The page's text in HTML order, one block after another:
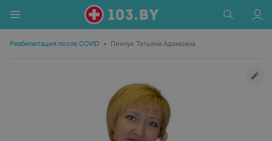
Реабилитация после COVID • Пинчук Татьяна Адамовна